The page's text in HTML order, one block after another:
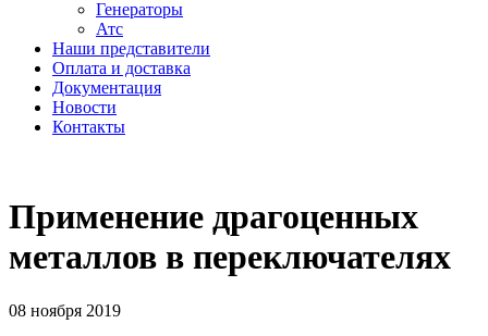
Генераторы
Атс
Наши представители
Оплата и доставка
Документация
Новости
Контакты
Применение драгоценных
металлов в переключателях
08 ноября 2019